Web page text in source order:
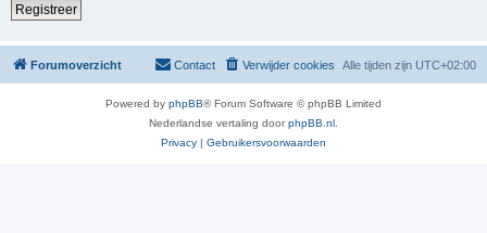
Registreer
Forumoverzicht Alle tijden zijn UTC+02:00
Verwijder cookies
Contact
Powered by phpBB® Forum Software © phpBB Limited
Nederlandse vertaling doorphpBB.nl
Privacy | Gebruikersvoorwaarden